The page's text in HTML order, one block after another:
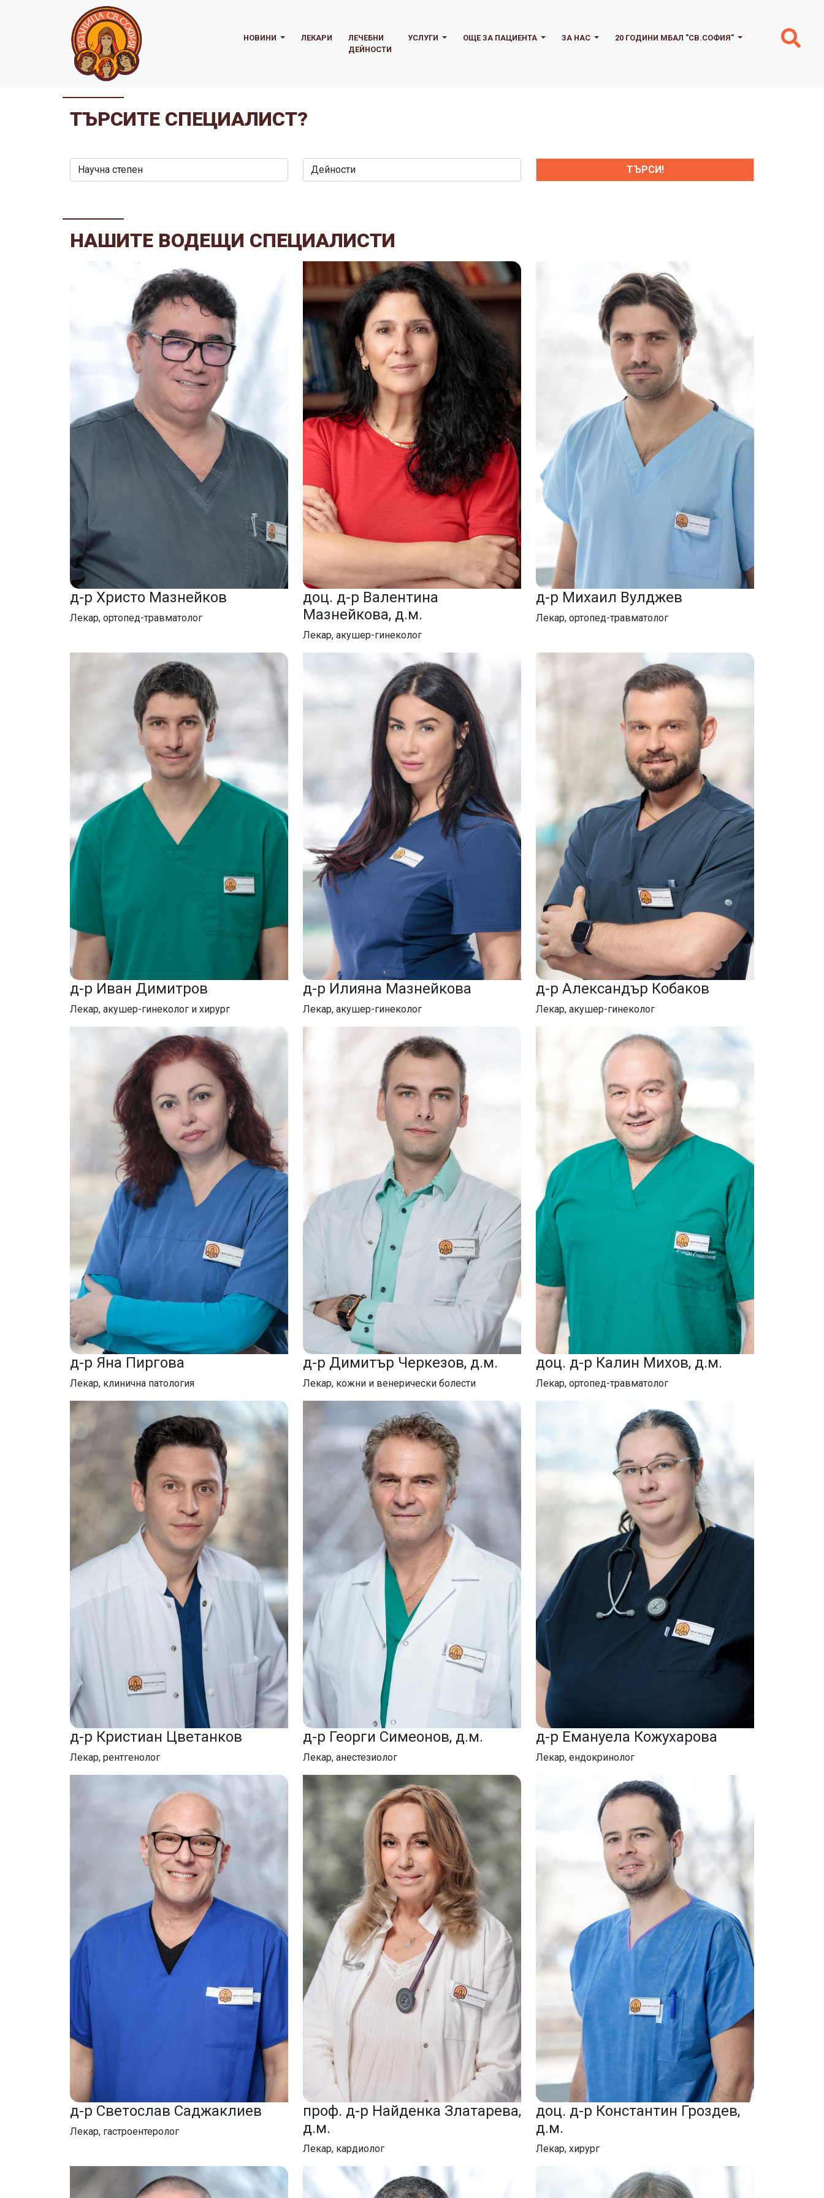
НОВИНИ ЛЕКАРИ
ЛЕЧЕБНИ
ДЕЙНОСТИ
УСЛУГИ ОЩЕ ЗА ПАЦИЕНТА ЗА НАС 20 ГОДИНИ МБАЛ "СВ.СОФИЯ"
ТЪРСИТЕ СПЕЦИАЛИСТ?
НАШИТЕ ВОДЕЩИ СПЕЦИАЛИСТИ
д-р Христо Мазнейков
Лекар, ортопед-травматолог
доц. д-р Валентина
Мазнейкова, д.м.
Лекар, акушер-гинеколог
д-р Михаил Вулджев
Лекар, ортопед-травматолог
д-р Иван Димитров
Лекар, акушер-гинеколог и хирург
д-р Илияна Мазнейкова
Лекар, акушер-гинеколог
д-р Александър Кобаков
Лекар, акушер-гинеколог
д-р Яна Пиргова
Лекар, клинична патология
д-р Димитър Черкезов, д.м.
Лекар, кожни и венерически болести
доц. д-р Калин Михов, д.м.
Лекар, ортопед-травматолог
д-р Кристиан Цветанков
Лекар, рентгенолог
д-р Георги Симеонов, д.м.
Лекар, анестезиолог
д-р Емануела Кожухарова
Лекар, ендокринолог
д-р Светослав Саджаклиев
Лекар, гастроентеролог
проф. д-р Найденка Златарева,
д.м.
Лекар, кардиолог
доц. д-р Константин Гроздев,
д.м.
Лекар, хирург